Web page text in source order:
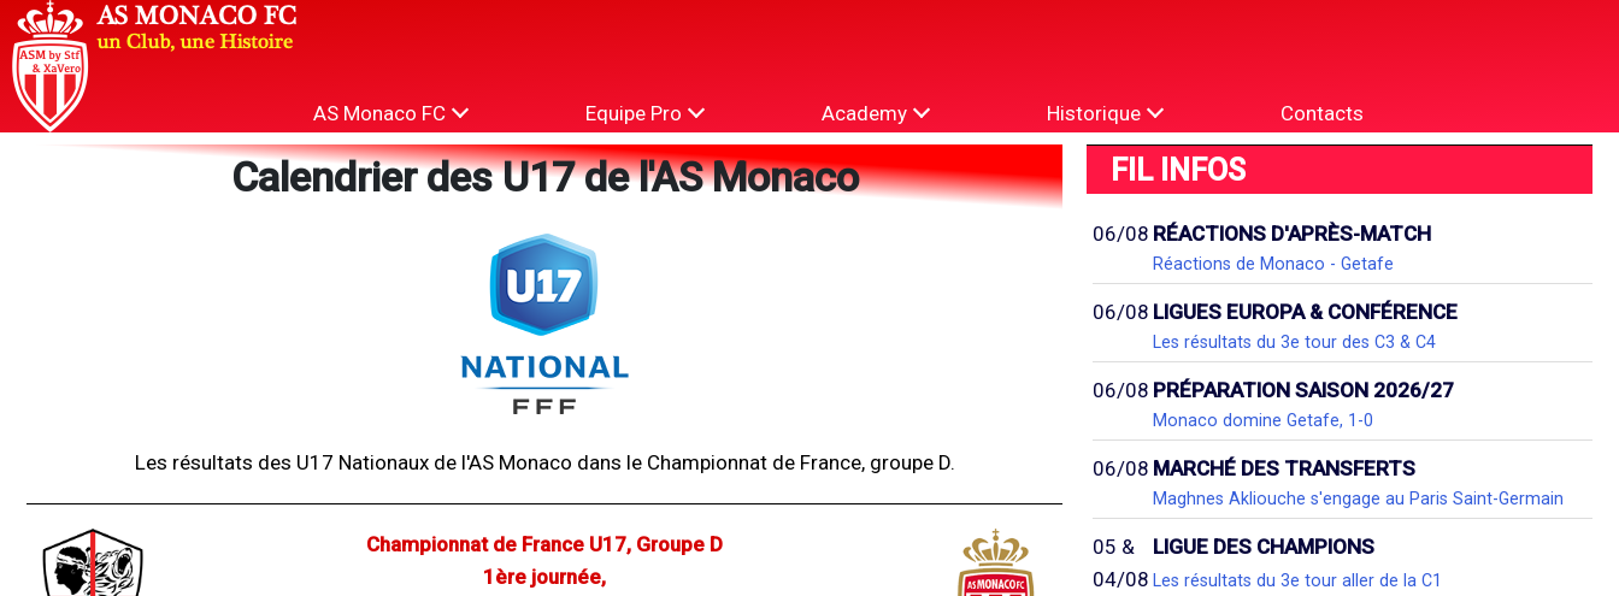
AS Monaco FC Equipe Pro Academy Historique Contacts
Calendrier des U17 de l'AS Monaco
Les résultats des U17 Nationaux de l'AS Monaco dans le Championnat de France, groupe D.
Championnat de France U17, Groupe D
1ère journée,
FIL INFOS
06/08 RÉACTIONS D'APRÈS-MATCH
Réactions de Monaco - Getafe
06/08 LIGUES EUROPA & CONFÉRENCE
Les résultats du 3e tour des C3 & C4
06/08 PRÉPARATION SAISON 2026/27
Monaco domine Getafe, 1-0
06/08 MARCHÉ DES TRANSFERTS
Maghnes Akliouche s'engage au Paris Saint-Germain
05 &
04/08
LIGUE DES CHAMPIONS
Les résultats du 3e tour aller de la C1